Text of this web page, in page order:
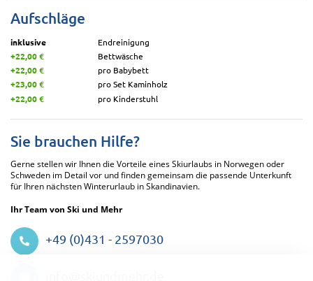
Aufschläge
inklusive
Endreinigung
+22,00 €
Bettwäsche
+22,00 €
pro Babybett
+23,00 €
pro Set Kaminholz
+22,00 €
pro Kinderstuhl
Sie brauchen Hilfe?
Gerne stellen wir Ihnen die Vorteile eines Skiurlaubs in Norwegen oder
Schweden im Detail vor und finden gemeinsam die passende Unterkunft
für Ihren nächsten Winterurlaub in Skandinavien.
Ihr Team von Ski und Mehr
+49 (0)431 - 2597030